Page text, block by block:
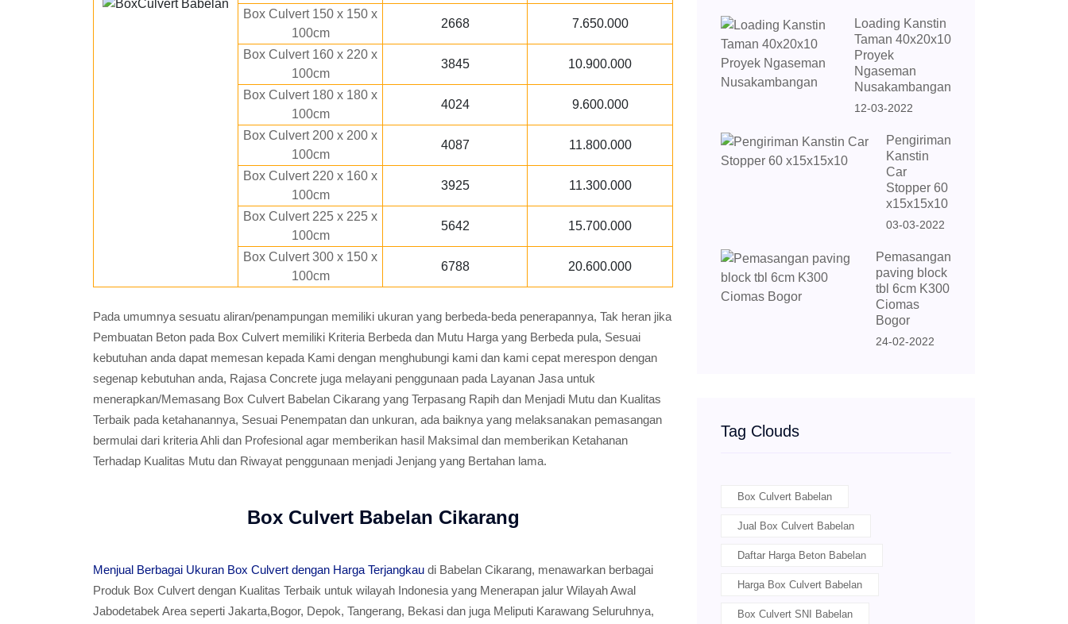
Box Culvert 150 x 150 x
100cm
2668 7.650.000
Box Culvert 160 x 220 x
100cm
3845 10.900.000
Box Culvert 180 x 180 x
100cm
4024 9.600.000
Box Culvert 200 x 200 x
100cm
4087 11.800.000
Box Culvert 220 x 160 x
100cm
3925 11.300.000
Box Culvert 225 x 225 x
100cm
5642 15.700.000
Box Culvert 300 x 150 x
100cm
6788 20.600.000
Pada umumnya sesuatu aliran/penampungan memiliki ukuran yang berbeda-beda penerapannya, Tak heran jika
Pembuatan Beton pada Box Culvert memiliki Kriteria Berbeda dan Mutu Harga yang Berbeda pula, Sesuai
kebutuhan anda dapat memesan kepada Kami dengan menghubungi kami dan kami cepat merespon dengan
segenap kebutuhan anda, Rajasa Concrete juga melayani penggunaan pada Layanan Jasa untuk
menerapkan/Memasang Box Culvert Babelan Cikarang yang Terpasang Rapih dan Menjadi Mutu dan Kualitas
Terbaik pada ketahanannya, Sesuai Penempatan dan unkuran, ada baiknya yang melaksanakan pemasangan
bermulai dari kriteria Ahli dan Profesional agar memberikan hasil Maksimal dan memberikan Ketahanan
Terhadap Kualitas Mutu dan Riwayat penggunaan menjadi Jenjang yang Bertahan lama.
Box Culvert Babelan Cikarang
Menjual Berbagai Ukuran Box Culvert dengan Harga Terjangkau di Babelan Cikarang, menawarkan berbagai
Produk Box Culvert dengan Kualitas Terbaik untuk wilayah Indonesia yang Menerapan jalur Wilayah Awal
Jabodetabek Area seperti Jakarta,Bogor, Depok, Tangerang, Bekasi dan juga Meliputi Karawang Seluruhnya,
Loading Kanstin
Taman 40x20x10
Proyek
Ngaseman
Nusakambangan
12-03-2022
Pengiriman
Kanstin
Car
Stopper 60
x15x15x10
03-03-2022
Pemasangan
paving block
tbl 6cm K300
Ciomas
Bogor
24-02-2022
Tag Clouds
Box Culvert Babelan
Jual Box Culvert Babelan
Daftar Harga Beton Babelan
Harga Box Culvert Babelan
Box Culvert SNI Babelan